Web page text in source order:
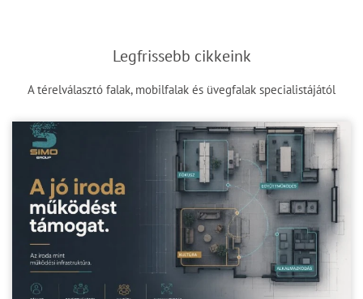
Legfrissebb cikkeink
A térelválasztó falak, mobilfalak és üvegfalak specialistájától